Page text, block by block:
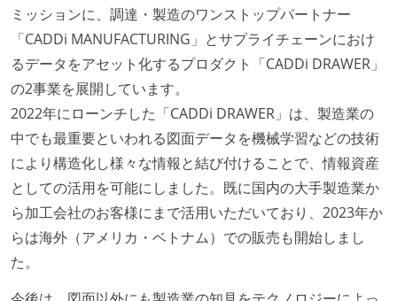
ミッションに、調達・製造のワンストップパートナー
「CADDi MANUFACTURING」とサプライチェーンにおけ
るデータをアセット化するプロダクト「CADDi DRAWER」
の2事業を展開しています。
2022年にローンチした「CADDi DRAWER」は、製造業の
中でも最重要といわれる図面データを機械学習などの技術
により構造化し様々な情報と結び付けることで、情報資産
としての活用を可能にしました。既に国内の大手製造業か
ら加工会社のお客様にまで活用いただいており、2023年か
らは海外（アメリカ・ベトナム）での販売も開始しまし
た。